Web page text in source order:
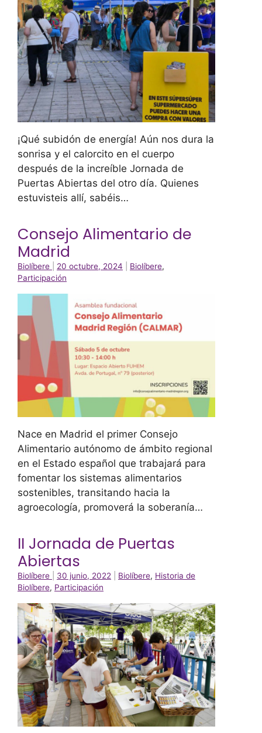
¡Qué subidón de energía! Aún nos dura la
sonrisa y el calorcito en el cuerpo
después de la increíble Jornada de
Puertas Abiertas del otro día. Quienes
estuvisteis allí, sabéis…
Consejo Alimentario de
Madrid
Biolíbere 20 octubre, 2024 Biolíbere,
Participación
Nace en Madrid el primer Consejo
Alimentario autónomo de ámbito regional
en el Estado español que trabajará para
fomentar los sistemas alimentarios
sostenibles, transitando hacia la
agroecología, promoverá la soberanía…
II Jornada de Puertas
Abiertas
Biolíbere 30 junio, 2022 Biolíbere, Historia de
Biolíbere, Participación